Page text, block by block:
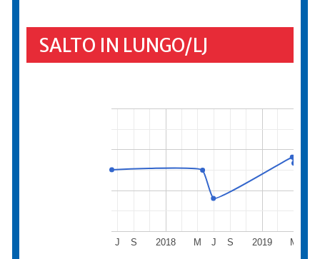
SALTO IN LUNGO/LJ
2018 2019
J S M J S M